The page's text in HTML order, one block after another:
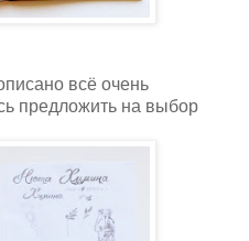
всё очень
предложить на выбор